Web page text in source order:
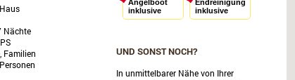
Nächte
Familien
Angelboot
inklusive
Endreinigung
inklusive
UND SONST NOCH?
In unmittelbarer Nähe von Ihrer